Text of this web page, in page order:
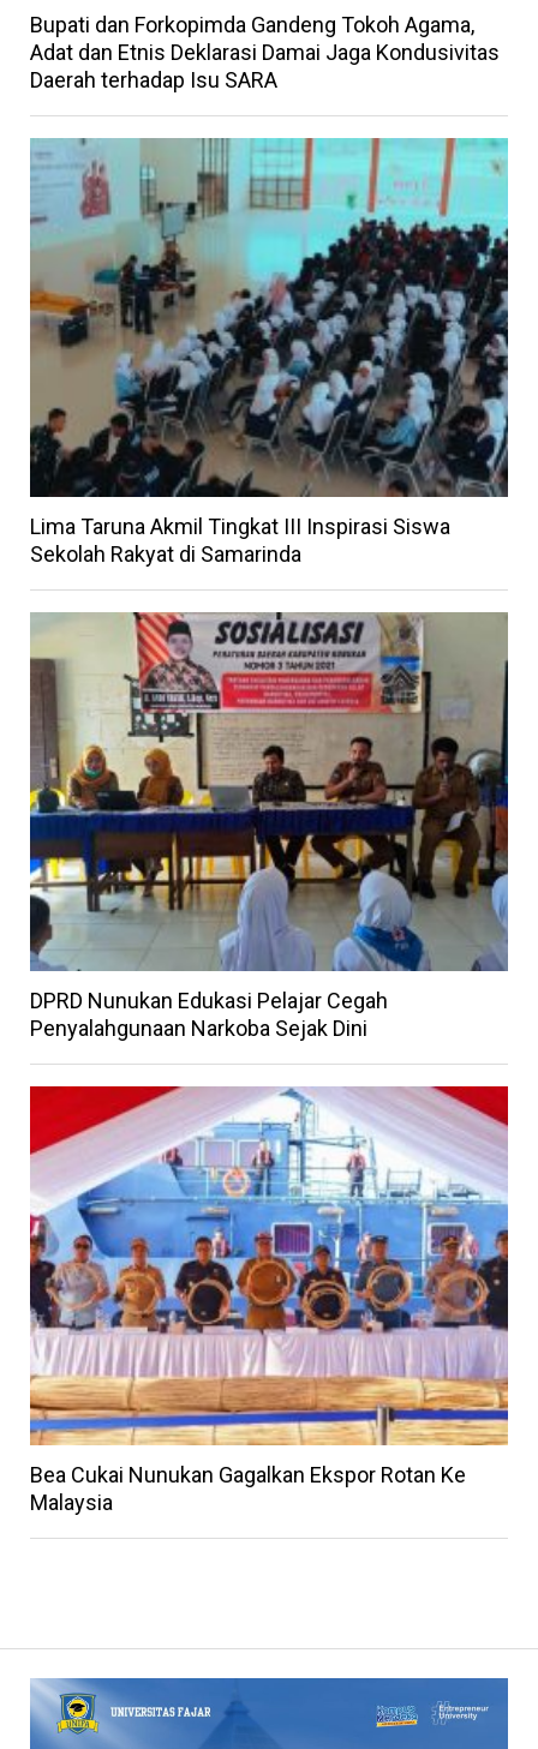
Bupati dan Forkopimda Gandeng Tokoh Agama,
Adat dan Etnis Deklarasi Damai Jaga Kondusivitas
Daerah terhadap Isu SARA
Lima Taruna Akmil Tingkat III Inspirasi Siswa
Sekolah Rakyat di Samarinda
DPRD Nunukan Edukasi Pelajar Cegah
Penyalahgunaan Narkoba Sejak Dini
Bea Cukai Nunukan Gagalkan Ekspor Rotan Ke
Malaysia